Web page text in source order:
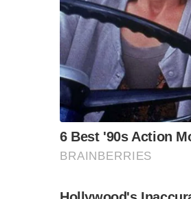
c
b
o
k
n
e
i
t
t
e
i